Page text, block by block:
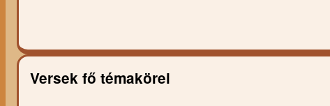
Versek fő témakörei